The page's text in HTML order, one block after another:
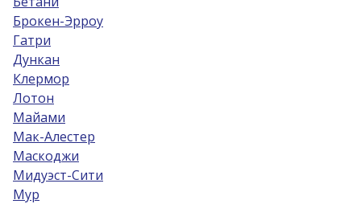
Брокен-Эрроу
Гатри
Дункан
Клермор
Лотон
Майами
Мак-Алестер
Маскоджи
Мидуэст-Сити
Мур